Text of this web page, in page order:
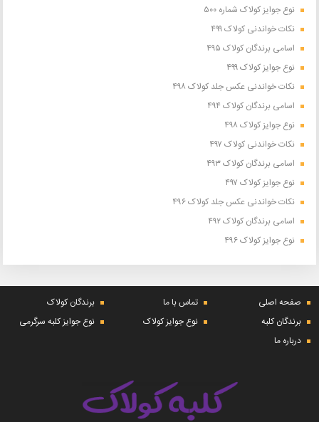
نوع جوایز کولاک شماره ۵۰۰
نکات خواندنی کولاک ۴۹۹
اسامی برندگان کولاک ۴۹۵
نوع جوایز کولاک ۴۹۹
نکات خواندنی عکس جلد کولاک ۴۹۸
اسامی برندگان کولاک ۴۹۴
نوع جوایز کولاک ۴۹۸
نکات خواندنی کولاک ۴۹۷
اسامی برندگان کولاک ۴۹۳
نوع جوایز کولاک ۴۹۷
نکات خواندنی عکس جلد کولاک ۴۹۶
اسامی برندگان کولاک ۴۹۲
نوع جوایز کولاک ۴۹۶
صفحه اصلی تماس با ما
برندگان کولاک
برندگان کلبه
نوع جوایز کولاک
نوع جوایز کلبه سرگرمی
درباره ما